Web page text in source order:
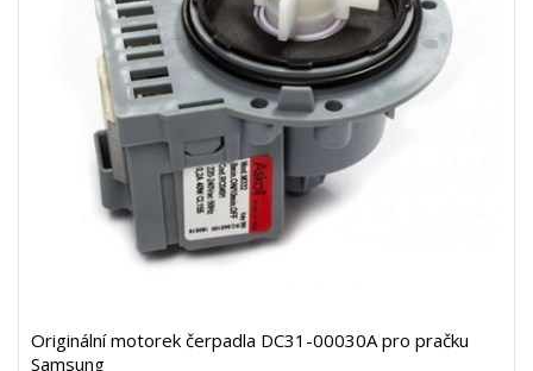
Originální motorek čerpadla DC31-00030A pro pračku
Samsung